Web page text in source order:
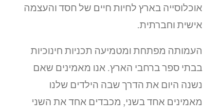
אוכלוסייה בארץ לחיות חיים של חסד והעצמה
אישית וחברתית.
העמותה מפתחת ומטמיעה תכניות חינוכיות
בבתי ספר ברחבי הארץ. אנו מאמינים שאם
נשנה היום את הדרך שבה הילדים שלנו
מאמינים אחד בשני, מכבדים אחד את השני